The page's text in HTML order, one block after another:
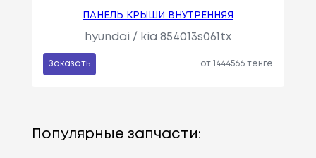
ПАНЕЛЬ КРЫШИ ВНУТРЕННЯЯ
hyundai / kia 854013s061tx
Заказать от 1444566 тенге
Популярные запчасти: